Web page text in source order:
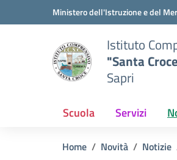
Vai ai contenuti
Vai al menu di navigazioneMinistero dell'Istruzione e del
Istituto
"Santa
Sapri
Scuola Servizi
Home Novità Notizie